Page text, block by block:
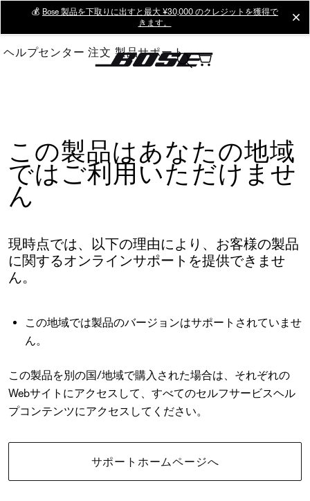
Main
💰 Bose 製品を下取りに出すと最大 ¥30,000 のクレジットを獲得で
きます。
ヘルプセンター 注文 製品サポート
この製品はあなたの地域
ではご利用いただけませ
ん
現時点では、以下の理由により、お客様の製品
に関するオンラインサポートを提供できませ
ん。
この地域では製品のバージョンはサポートされていませ
ん。
この製品を別の国/地域で購入された場合は、それぞれの
Webサイトにアクセスして、すべてのセルフサービスヘル
プコンテンツにアクセスしてください。
サポートホームページへ